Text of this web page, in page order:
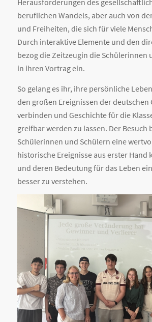
Herausforderungen des
beruflichen Wandels, aber auch von
und Freiheiten, die sich für viele
Durch interaktive Elemente und den
bezog die Zeitzeugin die Schülerinnen
in ihren Vortrag ein.
So gelang es ihr, ihre persönliche
den großen Ereignissen der deutschen
verbinden und Geschichte für die
greifbar werden zu lassen. Der Besuch
Schülerinnen und Schülern eine
historische Ereignisse aus erster Hand
und deren Bedeutung für das Leben
besser zu verstehen.